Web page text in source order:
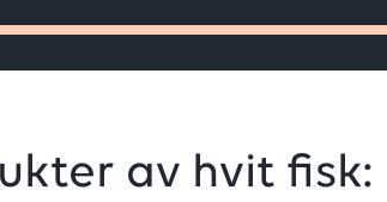
av hvit fisk: